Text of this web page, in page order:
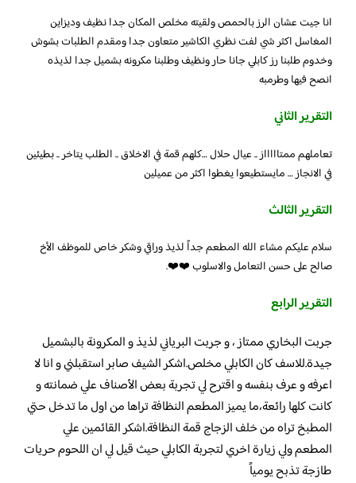
انا جيت عشان الرز بالحمص ولقيته مخلص المكان جدا نظيف وديزاين
المغاسل اكثر شي لفت نظري الكاشير متعاون جدا ومقدم الطلبات بشوش
وخدوم طلبنا رز كابلي جانا حار ونظيف وطلبنا مكرونه بشميل جدا لذيذه
انصح فيها وطرمبه
التقرير الثاني
تعاملهم ممتاااااز .. عيال حلال …كلهم قمة في الاخلاق .. الطلب يتاخر .. بطيئين
في الانجاز … مايستطيعوا يغطوا اكثر من عميلين
التقرير الثالث
سلام عليكم مشاء الله المطعم جداً لذيذ وراقي وشكر خاص للموظف الأخ
صالح على حسن التعامل والاسلوب ❤️❤️.
التقرير الرابع
جربت البخاري ممتاز ، و جربت البرياني لذيذ و المكرونة بالبشميل
جيدة.للاسف كان الكابلي مخلص.اشكر الشيف صابر استقبلني و انا لا
اعرفه و عرف بنفسه و اقترح لي تجربة بعض الأصناف علي ضمانته و
كانت كلها رائعة،ما يميز المطعم النظافة تراها من اول ما تدخل حتي
المطبخ تراه من خلف الزجاج قمة النظافة.اشكر القائمين علي
المطعم ولي زيارة اخري لتجربة الكابلي حيث قيل لي ان اللحوم حريات
طازجة تذبح يومياً